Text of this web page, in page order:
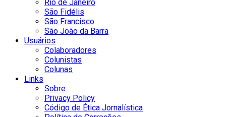
Rio de Janeiro
São Fidélis
São Francisco
São João da Barra
Usuários
Colaboradores
Colunistas
Colunas
Links
Sobre
Privacy Policy
Código de Ética Jornalística